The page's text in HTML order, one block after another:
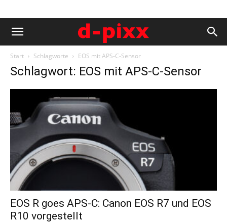
Start Schlagworte EOS mit APS-C-Sensor
Schlagwort: EOS mit APS-C-Sensor
EOS R goes APS-C: Canon EOS R7 und EOS
R10 vorgestellt